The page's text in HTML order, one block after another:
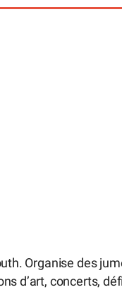
Organise des
d’art, concerts,